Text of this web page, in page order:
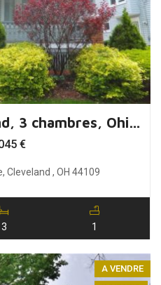
Immobilier Cleveland, 3 chambres, Ohio, USA
€
Cleveland , OH 44109
3 1
A VENDRE